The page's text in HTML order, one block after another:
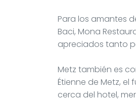
Para los amantes
Baci, Mona
apreciados tanto
Metz también es
Étienne de Metz, el
cerca del hotel,